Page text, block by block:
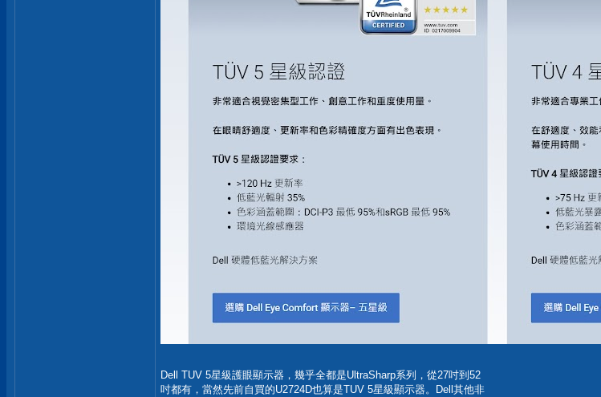
Dell TUV 5星級護眼顯示器，幾乎全都是UltraSharp系列，從27吋到52
吋都有，當然先前自買的U2724D也算是TUV 5星級顯示器。Dell其他非